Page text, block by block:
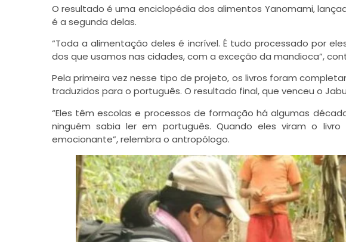
O resultado é uma enciclopédia dos alimentos Yanomami,
é a segunda delas.
“Toda a alimentação deles é incrível. É tudo processado por
dos que usamos nas cidades, com a exceção da mandioca”,
Pela primeira vez nesse tipo de projeto, os livros foram
traduzidos para o português. O resultado final, que venceu o
“Eles têm escolas e processos de formação há algumas
ninguém sabia ler em português. Quando eles viram o
emocionante”, relembra o antropólogo.